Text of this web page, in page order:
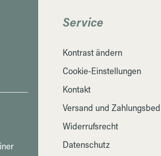
Service
Kontrast ändern
Cookie-Einstellungen
Kontakt
Versand und
Widerrufsrecht
Datenschutz